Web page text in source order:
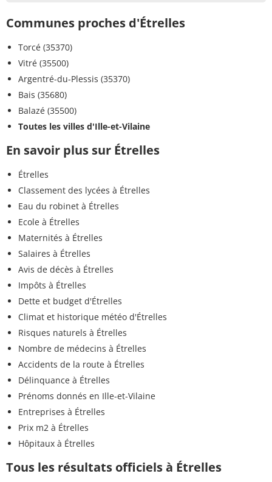
Communes proches d'Étrelles
Torcé (35370)
Vitré (35500)
Argentré-du-Plessis (35370)
Bais (35680)
Balazé (35500)
Toutes les villes d'Ille-et-Vilaine
En savoir plus sur Étrelles
Étrelles
Classement des lycées à Étrelles
Eau du robinet à Étrelles
Ecole à Étrelles
Maternités à Étrelles
Salaires à Étrelles
Avis de décès à Étrelles
Impôts à Étrelles
Dette et budget d'Étrelles
Climat et historique météo d'Étrelles
Risques naturels à Étrelles
Nombre de médecins à Étrelles
Accidents de la route à Étrelles
Délinquance à Étrelles
Prénoms donnés en Ille-et-Vilaine
Entreprises à Étrelles
Prix m2 à Étrelles
Hôpitaux à Étrelles
Tous les résultats officiels à Étrelles